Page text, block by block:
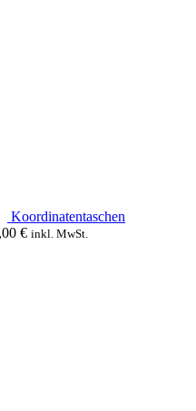
Koordinatentaschen
€ inkl. MwSt.